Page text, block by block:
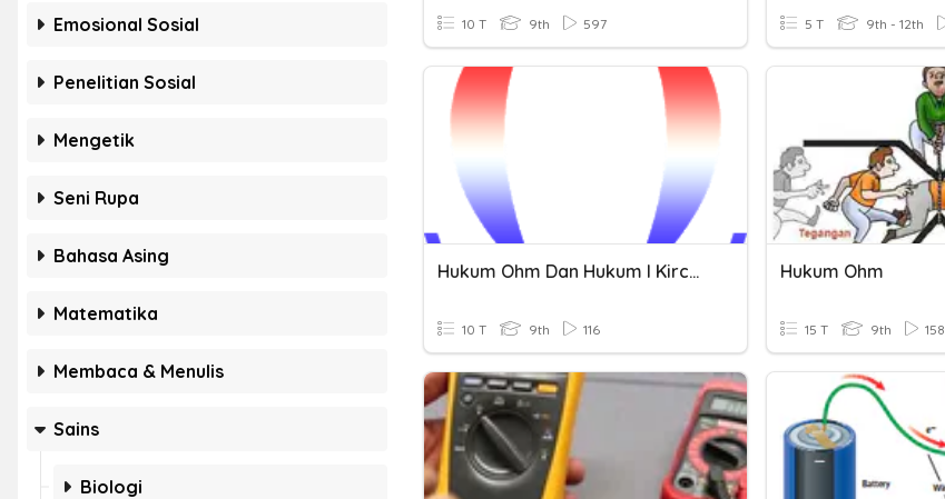
Emosional Sosial
Penelitian Sosial
Mengetik
Seni Rupa
Bahasa Asing
Matematika
Membaca & Menulis
Sains
Biologi
10 T 9th 597 5 T 9th - 12th
Hukum Ohm Dan Hukum I Kirchoff
10 T 9th 116
Hukum Ohm
15 T 9th 158